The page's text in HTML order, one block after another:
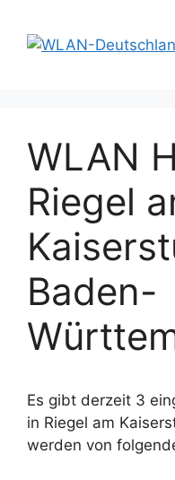
Inhalt
springen
WLAN
Riegel
Baden-
Es gibt derzeit 3
in Riegel am
werden von